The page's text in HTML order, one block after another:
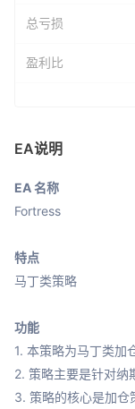
总亏损
盈利比
EA说明
EA 名称
Fortress
特点
马丁类策略
功能
1. 本策略为马丁类加
2. 策略主要是针对纳
3. 策略的核心是加